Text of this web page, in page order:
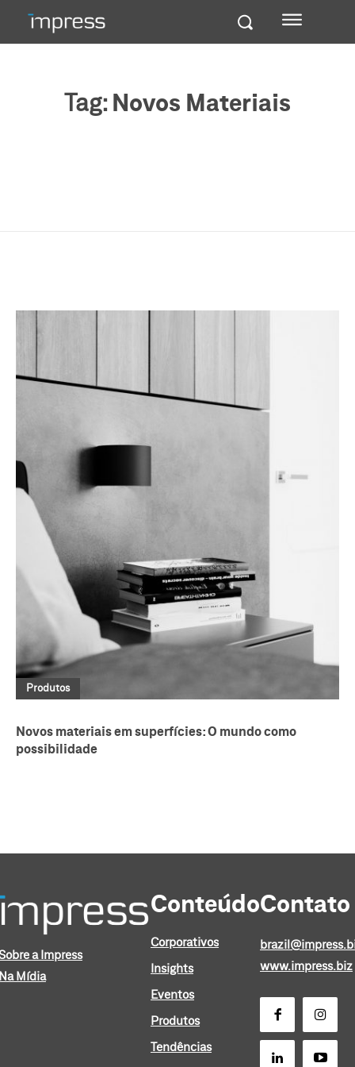
Tag: Novos Materiais
Produtos
Novos materiais em superfícies: O mundo como
possibilidade
a Impress
Mídia
Conteúdo
Corporativos
Insights
Eventos
Produtos
Tendências
Contato
www.impress.biz